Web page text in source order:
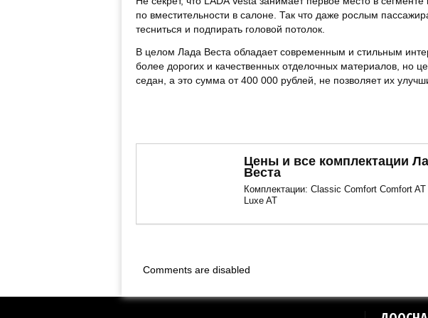
по вместительности в салоне. Так что даже рослым
тесниться и подпирать головой потолок.
В целом Лада Веста обладает современным и стильным
более дорогих и качественных отделочных материалов, но
седан, а это сумма от 400 000 рублей, не позволяет их
Цены и все комплектации
Веста
Комплектации: Сlassic Comfort Comfort AT
Luxe AT
Comments are disabled